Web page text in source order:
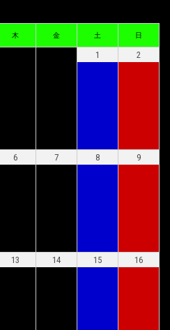
木 金 土 日
1 2
6 7 8 9
13 14 15 16